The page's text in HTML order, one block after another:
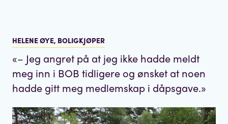
HELENE ØYE, BOLIGKJØPER
«– Jeg angret på at jeg ikke hadde meldt
meg inn i BOB tidligere og ønsket at noen
hadde gitt meg medlemskap i dåpsgave.»